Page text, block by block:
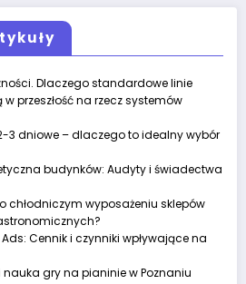
Dlaczego standardowe linie
przeszłość na rzecz systemów
3 dniowe – dlaczego to idealny wybór
budynków: Audyty i świadectwa
chłodniczym wyposażeniu sklepów
Cennik i czynniki wpływające na
nauka gry na pianinie w Poznaniu